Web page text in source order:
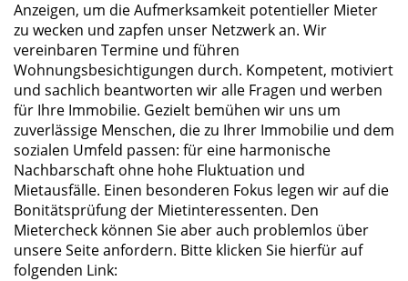
Anzeigen, um die Aufmerksamkeit potentieller Mieter
zu wecken und zapfen unser Netzwerk an. Wir
vereinbaren Termine und führen
Wohnungsbesichtigungen durch. Kompetent, motiviert
und sachlich beantworten wir alle Fragen und werben
für Ihre Immobilie. Gezielt bemühen wir uns um
zuverlässige Menschen, die zu Ihrer Immobilie und dem
sozialen Umfeld passen: für eine harmonische
Nachbarschaft ohne hohe Fluktuation und
Mietausfälle. Einen besonderen Fokus legen wir auf die
Bonitätsprüfung der Mietinteressenten. Den
Mietercheck können Sie aber auch problemlos über
unsere Seite anfordern. Bitte klicken Sie hierfür auf
folgenden Link: